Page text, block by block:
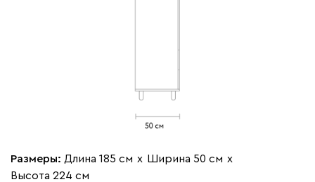
Размеры: Длина 185 см х Ширина 50 см х
Высота 224 см